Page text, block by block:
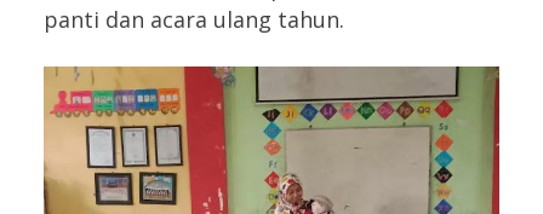
panti dan acara ulang tahun.